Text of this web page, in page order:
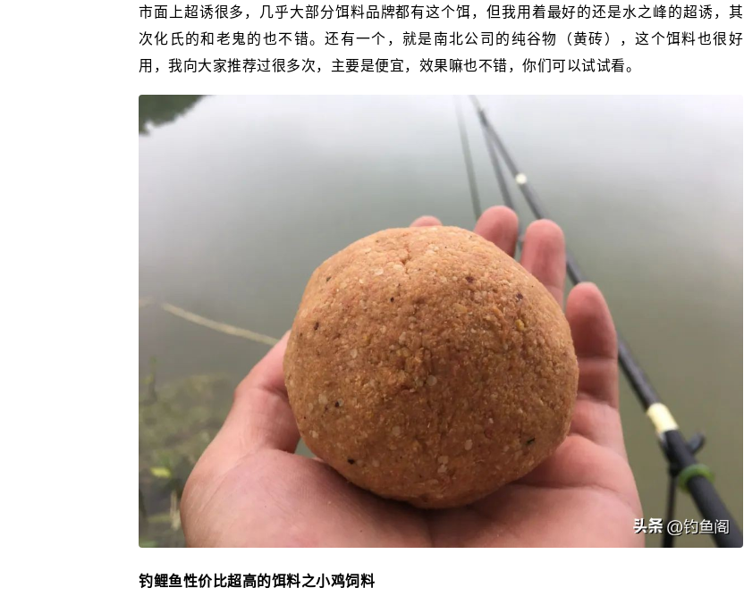
市面上超诱很多，几乎大部分饵料品牌都有这个饵，但我用着最好的还是水之峰的超诱，其
次化氏的和老鬼的也不错。还有一个，就是南北公司的纯谷物（黄砖），这个饵料也很好
用，我向大家推荐过很多次，主要是便宜，效果嘛也不错，你们可以试试看。
钓鲤鱼性价比超高的饵料之小鸡饲料